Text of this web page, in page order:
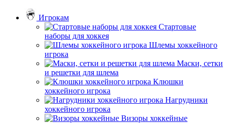
Игрокам
Стартовые
наборы для хоккея
Шлемы хоккейного
игрока
Маски, сетки
и решетки для шлема
Клюшки
хоккейного игрока
Нагрудники
хоккейного игрока
Визоры хоккейные